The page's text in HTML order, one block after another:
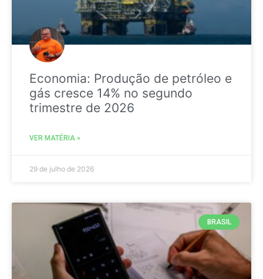
Economia: Produção de petróleo e
gás cresce 14% no segundo
trimestre de 2026
VER MATÉRIA »
29 de julho de 2026
BRASIL